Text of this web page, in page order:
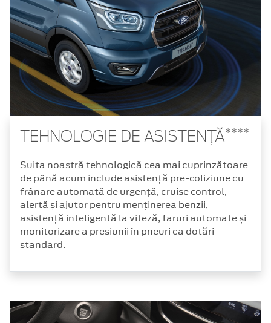
TEHNOLOGIE DE ASISTENȚĂ****
Suita noastră tehnologică cea mai cuprinzătoare
de până acum include asistență pre-coliziune cu
frânare automată de urgență, cruise control,
alertă și ajutor pentru menținerea benzii,
asistență inteligentă la viteză, faruri automate și
monitorizare a presiunii în pneuri ca dotări
standard.